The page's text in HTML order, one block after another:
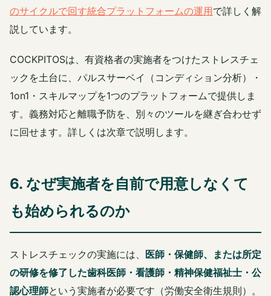
のサイクルで回す統合プラットフォームの運用で詳しく解
説しています。
COCKPITOSは、有資格者の実施者をつけたストレスチェ
ックを土台に、パルスサーベイ（コンディション分析）・
1on1・スキルマップを1つのプラットフォームで提供しま
す。義務対応と離職予防を、別々のツールを継ぎ合わせず
に回せます。詳しくは次章で説明します。
6. なぜ実施者を自前で用意しなくて
も始められるのか
ストレスチェックの実施には、 医師・保健師、または所定
の研修を修了した歯科医師・看護師・精神保健福祉士・公
認心理師という実施者が必要です（労働安全衛生規則）。